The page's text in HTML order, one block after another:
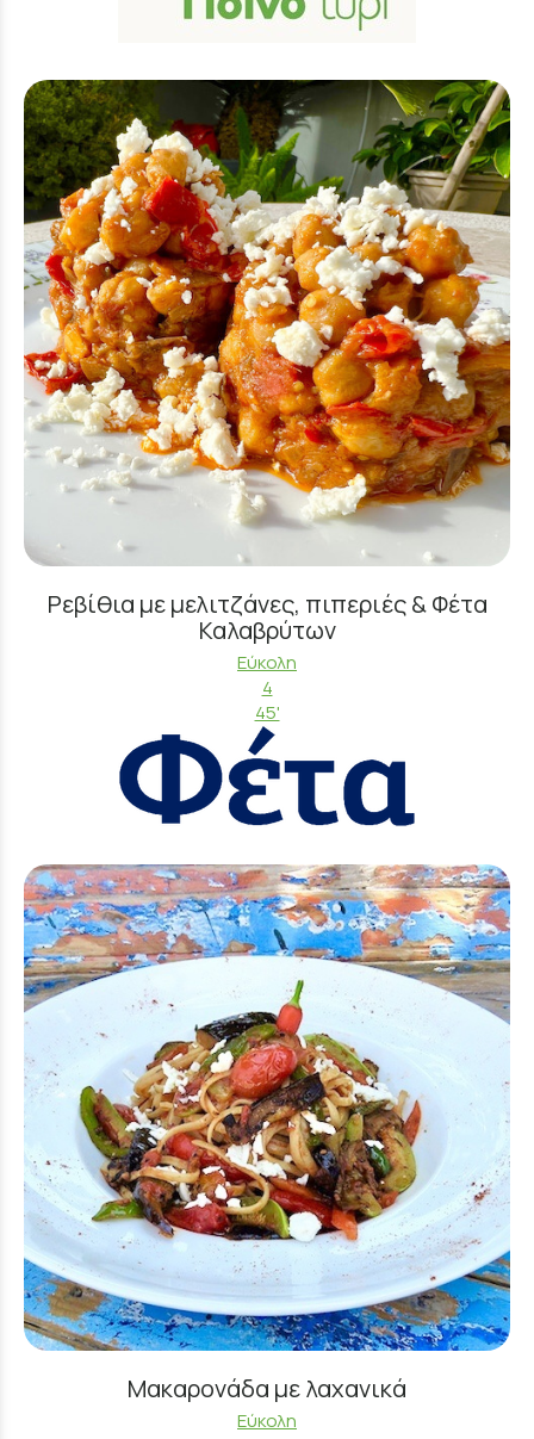
Ρεβίθια με μελιτζάνες, πιπεριές & Φέτα
Καλαβρύτων
Εύκολη
4
45'
Μακαρονάδα με λαχανικά
Εύκολη